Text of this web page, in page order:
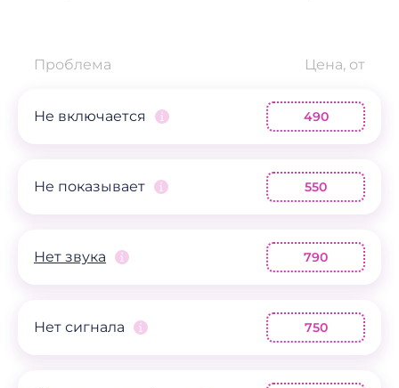
Проблема Цена, от
Не включается 490
Не показывает 550
Нет звука 790
Нет сигнала 750